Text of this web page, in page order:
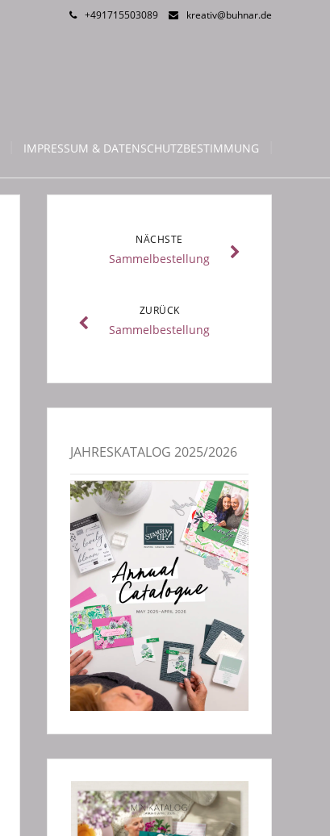
+491715503089 kreativ@buhnar.de
IMPRESSUM & DATENSCHUTZBESTIMMUNG
NÄCHSTE
Sammelbestellung
ZURÜCK
Sammelbestellung
JAHRESKATALOG 2025/2026